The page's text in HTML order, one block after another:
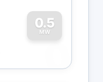
0.5
MW
0